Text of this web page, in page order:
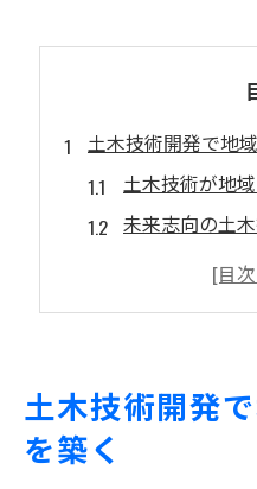
土木技術開発で地
土木技術が地
未来志向の土
地域社会の課
革新的な土木技術
土木技術開発
を築く